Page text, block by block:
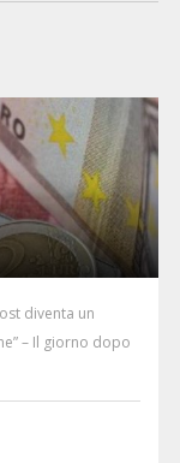
diventa un
– Il giorno dopo